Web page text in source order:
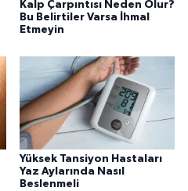
Kalp Çarpıntısı Neden Olur?
Bu Belirtiler Varsa İhmal
Etmeyin
Yüksek Tansiyon Hastaları
Yaz Aylarında Nasıl
Beslenmeli